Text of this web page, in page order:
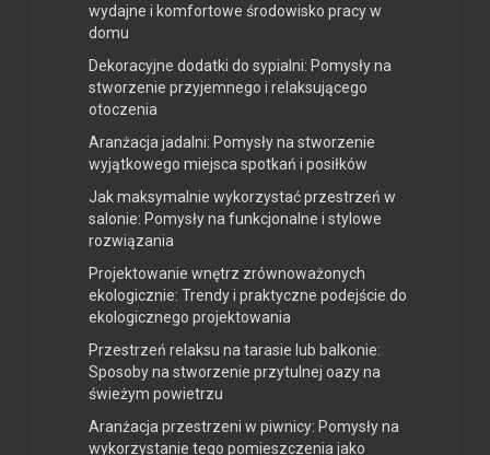
wydajne i komfortowe środowisko pracy w
domu
Dekoracyjne dodatki do sypialni: Pomysły na
stworzenie przyjemnego i relaksującego
otoczenia
Aranżacja jadalni: Pomysły na stworzenie
wyjątkowego miejsca spotkań i posiłków
Jak maksymalnie wykorzystać przestrzeń w
salonie: Pomysły na funkcjonalne i stylowe
rozwiązania
Projektowanie wnętrz zrównoważonych
ekologicznie: Trendy i praktyczne podejście do
ekologicznego projektowania
Przestrzeń relaksu na tarasie lub balkonie:
Sposoby na stworzenie przytulnej oazy na
świeżym powietrzu
Aranżacja przestrzeni w piwnicy: Pomysły na
wykorzystanie tego pomieszczenia jako